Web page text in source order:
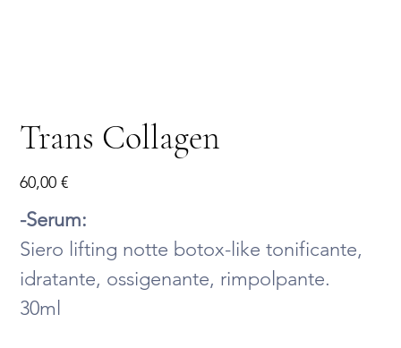
Trans Collagen
Prezzo
60,00 €
-Serum:
Siero lifting notte botox-like tonificante,
idratante, ossigenante, rimpolpante.
30ml